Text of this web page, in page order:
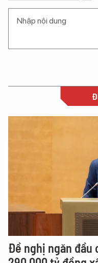
Đề nghị ngăn đầu